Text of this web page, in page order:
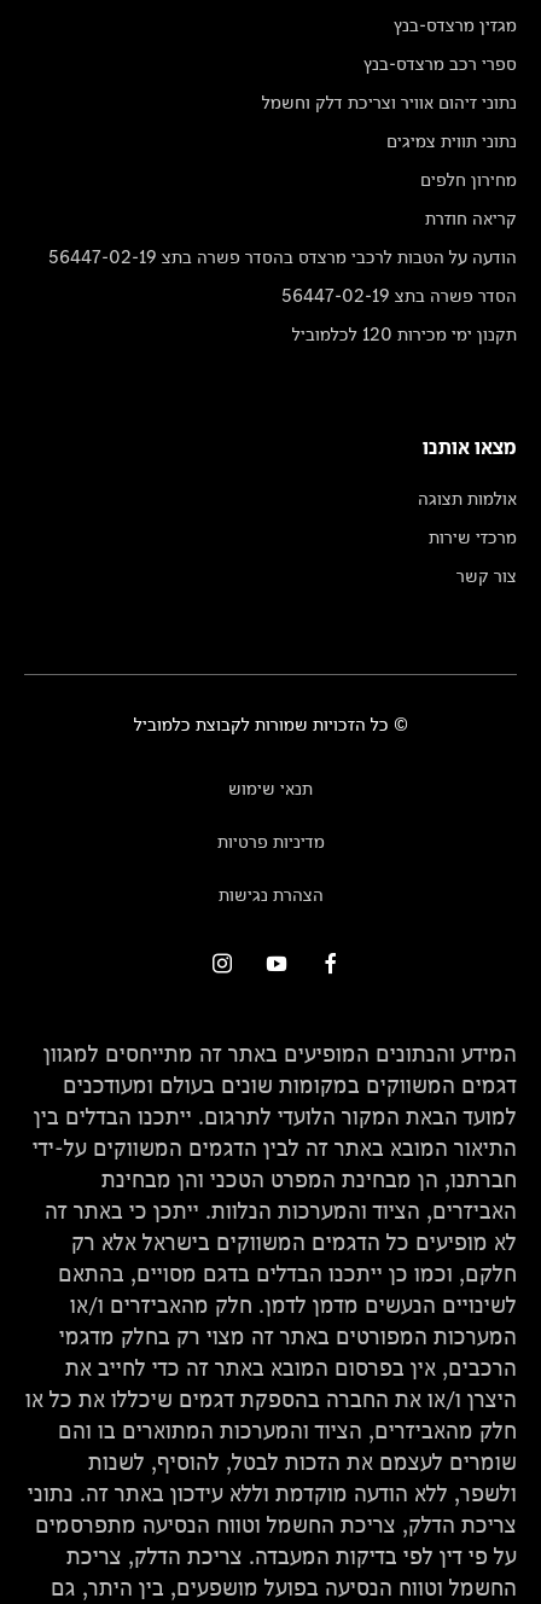
מגזין מרצדס-בנץ
ספרי רכב מרצדס-בנץ
נתוני זיהום אוויר וצריכת דלק וחשמל
נתוני תווית צמיגים
מחירון חלפים
קריאה חוזרת
הודעה על הטבות לרכבי מרצדס בהסדר פשרה בתצ 56447-02-19
הסדר פשרה בתצ 56447-02-19
תקנון ימי מכירות 120 לכלמוביל
מצאו אותנו
אולמות תצוגה
מרכזי שירות
צור קשר
© כל הזכויות שמורות לקבוצת כלמוביל
תנאי שימוש
מדיניות פרטיות
הצהרת נגישות
המידע והנתונים המופיעים באתר זה מתייחסים למגוון
דגמים המשווקים במקומות שונים בעולם ומעודכנים
למועד הבאת המקור הלועדי לתרגום. ייתכנו הבדלים בין
התיאור המובא באתר זה לבין הדגמים המשווקים על-ידי
חברתנו, הן מבחינת המפרט הטכני והן מבחינת
האביזרים, הציוד והמערכות הנלוות. ייתכן כי באתר זה
לא מופיעים כל הדגמים המשווקים בישראל אלא רק
חלקם, וכמו כן ייתכנו הבדלים בדגם מסויים, בהתאם
לשינויים הנעשים מדמן לדמן. חלק מהאביזרים ו/או
המערכות המפורטים באתר זה מצוי רק בחלק מדגמי
הרכבים, אין בפרסום המובא באתר זה כדי לחייב את
היצרן ו/או את החברה בהספקת דגמים שיכללו את כל או
חלק מהאביזרים, הציוד והמערכות המתוארים בו והם
שומרים לעצמם את הזכות לבטל, להוסיף, לשנות
ולשפר, ללא הודעה מוקדמת וללא עידכון באתר זה. נתוני
צריכת הדלק, צריכת החשמל וטווח הנסיעה מתפרסמים
על פי דין לפי בדיקות המעבדה. צריכת הדלק, צריכת
החשמל וטווח הנסיעה בפועל מושפעים, בין היתר, גם